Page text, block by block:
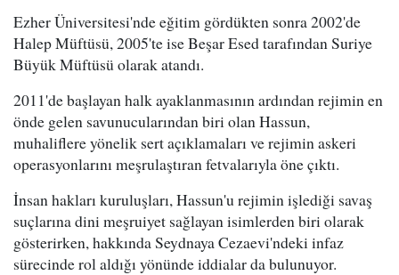
Ezher Üniversitesi'nde eğitim gördükten sonra 2002'de
Halep Müftüsü, 2005'te ise Beşar Esed tarafından Suriye
Büyük Müftüsü olarak atandı.
2011'de başlayan halk ayaklanmasının ardından rejimin en
önde gelen savunucularından biri olan Hassun,
muhaliflere yönelik sert açıklamaları ve rejimin askeri
operasyonlarını meşrulaştıran fetvalarıyla öne çıktı.
İnsan hakları kuruluşları, Hassun'u rejimin işlediği savaş
suçlarına dini meşruiyet sağlayan isimlerden biri olarak
gösterirken, hakkında Seydnaya Cezaevi'ndeki infaz
sürecinde rol aldığı yönünde iddialar da bulunuyor.